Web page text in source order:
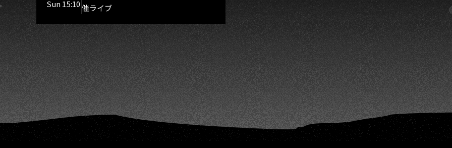
Sun 15:10
中、花奏スマイル（O.A.）
催ライブ